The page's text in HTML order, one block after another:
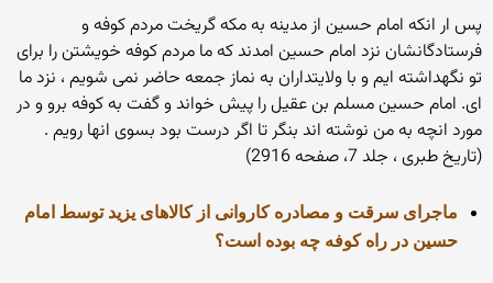
پس ار انکه امام حسین از مدینه به مکه گریخت مردم کوفه و
فرستادگانشان نزد امام حسین امدند که ما مردم کوفه خویشتن را برای
تو نگهداشته ایم و با ولایتداران به نماز جمعه حاضر نمی شویم ، نزد ما
ای. امام حسین مسلم بن عقیل را پیش خواند و گفت به کوفه برو و در
مورد انچه به من نوشته اند بنگر تا اگر درست بود بسوی انها رویم .
(تاریخ طبری ، جلد 7، صفحه 2916)
ماجرای سرقت و مصادره کاروانی از کالاهای یزید توسط امام
حسین در راه کوفه چه بوده است؟